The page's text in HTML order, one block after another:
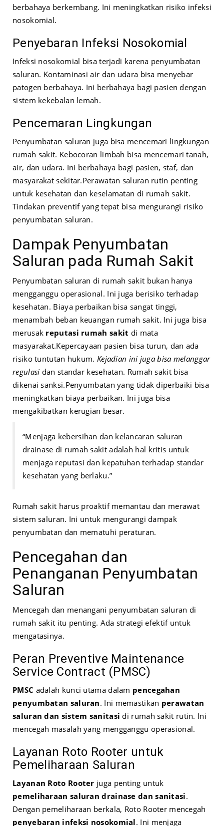
berbahaya berkembang. Ini meningkatkan risiko infeksi
nosokomial.
Penyebaran Infeksi Nosokomial
Infeksi nosokomial bisa terjadi karena penyumbatan
saluran. Kontaminasi air dan udara bisa menyebar
patogen berbahaya. Ini berbahaya bagi pasien dengan
sistem kekebalan lemah.
Pencemaran Lingkungan
Penyumbatan saluran juga bisa mencemari lingkungan
rumah sakit. Kebocoran limbah bisa mencemari tanah,
air, dan udara. Ini berbahaya bagi pasien, staf, dan
masyarakat sekitar.Perawatan saluran rutin penting
untuk kesehatan dan keselamatan di rumah sakit.
Tindakan preventif yang tepat bisa mengurangi risiko
penyumbatan saluran.
Dampak Penyumbatan
Saluran pada Rumah Sakit
Penyumbatan saluran di rumah sakit bukan hanya
mengganggu operasional. Ini juga berisiko terhadap
kesehatan. Biaya perbaikan bisa sangat tinggi,
menambah beban keuangan rumah sakit. Ini juga bisa
merusak reputasi rumah sakit di mata
masyarakat.Kepercayaan pasien bisa turun, dan ada
risiko tuntutan hukum. Kejadian ini juga bisa melanggar
regulasi dan standar kesehatan. Rumah sakit bisa
dikenai sanksi.Penyumbatan yang tidak diperbaiki bisa
meningkatkan biaya perbaikan. Ini juga bisa
mengakibatkan kerugian besar.
“Menjaga kebersihan dan kelancaran saluran
drainase di rumah sakit adalah hal kritis untuk
menjaga reputasi dan kepatuhan terhadap standar
kesehatan yang berlaku.”
Rumah sakit harus proaktif memantau dan merawat
sistem saluran. Ini untuk mengurangi dampak
penyumbatan dan mematuhi peraturan.
Pencegahan dan
Penanganan Penyumbatan
Saluran
Mencegah dan menangani penyumbatan saluran di
rumah sakit itu penting. Ada strategi efektif untuk
mengatasinya.
Peran Preventive Maintenance
Service Contract (PMSC)
PMSC adalah kunci utama dalam pencegahan
penyumbatan saluran. Ini memastikan perawatan
saluran dan sistem sanitasi di rumah sakit rutin. Ini
mencegah masalah yang mengganggu operasional.
Layanan Roto Rooter untuk
Pemeliharaan Saluran
Layanan Roto Rooter juga penting untuk
pemeliharaan saluran drainase dan sanitasi.
Dengan pemeliharaan berkala, Roto Rooter mencegah
penyebaran infeksi nosokomial. Ini menjaga